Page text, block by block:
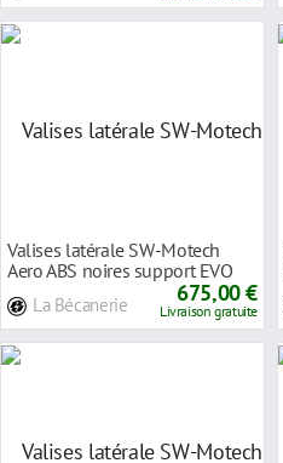
Valises latérale SW-Motech
Aero ABS noires support EVO
La Bécanerie 675,00 €
Livraison gratuite